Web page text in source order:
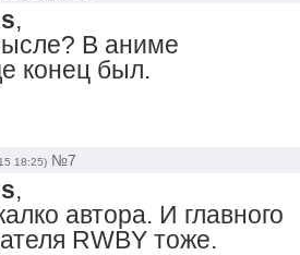
,
В аниме
конец был.
18:25) №7
,
автора. И главного
RWBY тоже.